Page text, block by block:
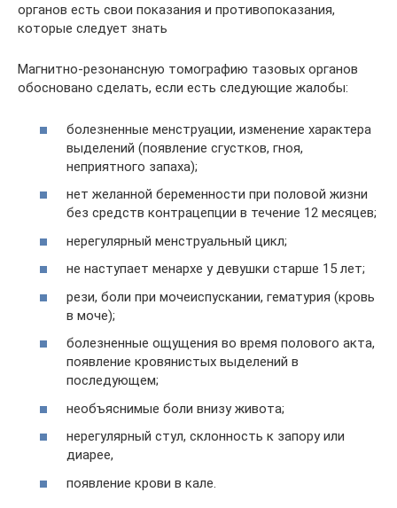
органов есть свои показания и противопоказания,
которые следует знать
Магнитно-резонансную томографию тазовых органов
обосновано сделать, если есть следующие жалобы:
болезненные менструации, изменение характера
выделений (появление сгустков, гноя,
неприятного запаха);
нет желанной беременности при половой жизни
без средств контрацепции в течение 12 месяцев;
нерегулярный менструальный цикл;
не наступает менархе у девушки старше 15 лет;
рези, боли при мочеиспускании, гематурия (кровь
в моче);
болезненные ощущения во время полового акта,
появление кровянистых выделений в
последующем;
необъяснимые боли внизу живота;
нерегулярный стул, склонность к запору или
диарее,
появление крови в кале.